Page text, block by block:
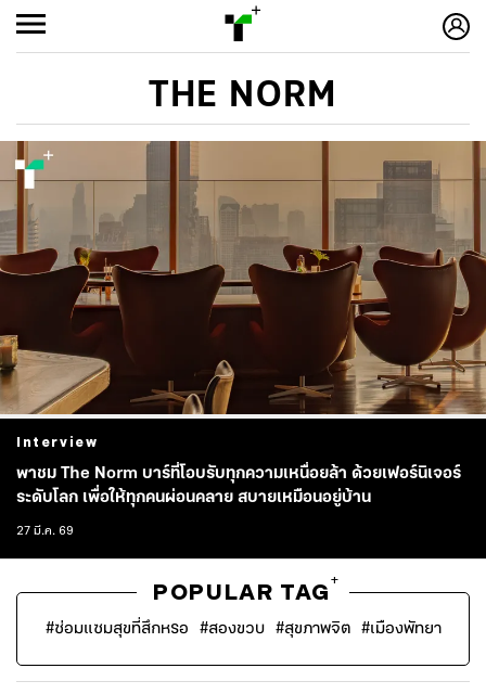
THE NORM
Interview
พาชม The Norm บาร์ที่โอบรับทุกความเหนื่อยล้า ด้วยเฟอร์นิเจอร์
ระดับโลก เพื่อให้ทุกคนผ่อนคลาย สบายเหมือนอยู่บ้าน
27 มี.ค. 69
POPULAR TAG
+
#ซ่อมแซมสุขที่สึกหรอ #สองขวบ #สุขภาพจิต #เมืองพัทยา